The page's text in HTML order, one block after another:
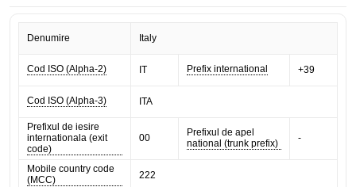
Denumire Italy
Cod ISO (Alpha-2) IT Prefix international +39
Cod ISO (Alpha-3) ITA
Prefixul de iesire
internationala (exit
code)
00
Prefixul de apel
national (trunk prefix)
-
Mobile country code
(MCC)
222